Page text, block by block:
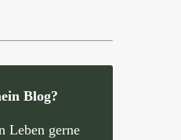
Blog?
Leben gerne